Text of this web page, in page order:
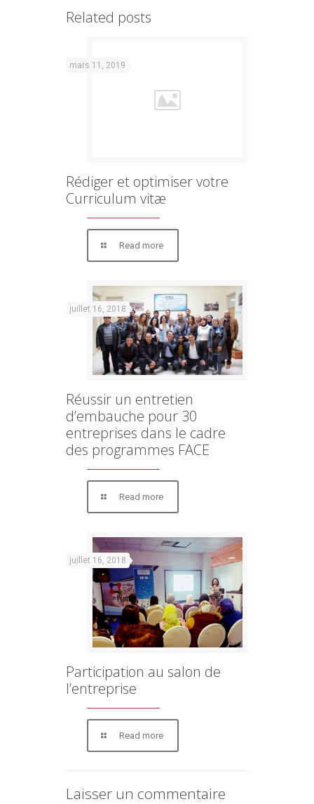
Related posts
mars 11, 2019
Rédiger et optimiser votre
Curriculum vitæ
Read more
juillet 16, 2018
Réussir un entretien
d’embauche pour 30
entreprises dans le cadre
des programmes FACE
Read more
juillet 16, 2018
Participation au salon de
l’entreprise
Read more
Laisser un commentaire